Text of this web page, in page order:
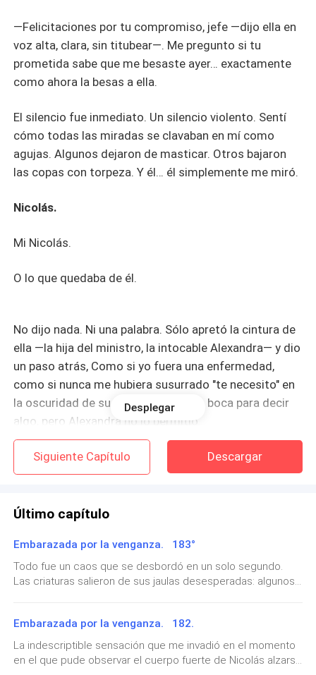
—Felicitaciones por tu compromiso, jefe —dijo ella en
voz alta, clara, sin titubear—. Me pregunto si tu
prometida sabe que me besaste ayer… exactamente
como ahora la besas a ella.
El silencio fue inmediato. Un silencio violento. Sentí
cómo todas las miradas se clavaban en mí como
agujas. Algunos dejaron de masticar. Otros bajaron
las copas con torpeza. Y él… él simplemente me miró.
Nicolás.
Mi Nicolás.
O lo que quedaba de él.
No dijo nada. Ni una palabra. Sólo apretó la cintura de
ella —la hija del ministro, la intocable Alexandra— y dio
un paso atrás, Como si yo fuera una enfermedad,
como si nunca me hubiera susurrado "te necesito" en
la oscuridad de su despacho. Abrí la boca para decir
algo, pero Alexandra no lo permitió.
—¡Cállate, maldita! —gritó Alexandra, con voz de
serpiente herida.
Vi la copa volar hacia mí un segundo antes de que el
piel. No por la temperatura, sino por la humillación.
Corría por mi mejilla como si intentara borrar mi
existencia y manchó mi vestido de vino tinto amargo,
presenciaba mi humillación.
Pero no me moví. No lloré. No grité. Solo lo miré.
Desplegar
Siguiente Capítulo Descargar
Último capítulo
Embarazada por la venganza. 183°
Todo fue un caos que se desbordó en un solo segundo.
Las criaturas salieron de sus jaulas desesperadas: algunos
fieras salvajes. Oliver y yo habíamos caído al suelo y pude
ver cómo el hombre comenzaba a ponerse de pie. Quería
salir corriendo, esconderse del caos que él mismo había
provocado.Algunos de estos animales —o mejor dicho,
Embarazada por la venganza. 182.
La indescriptible sensación que me invadió en el momento
en el que pude observar el cuerpo fuerte de Nicolás alzarse